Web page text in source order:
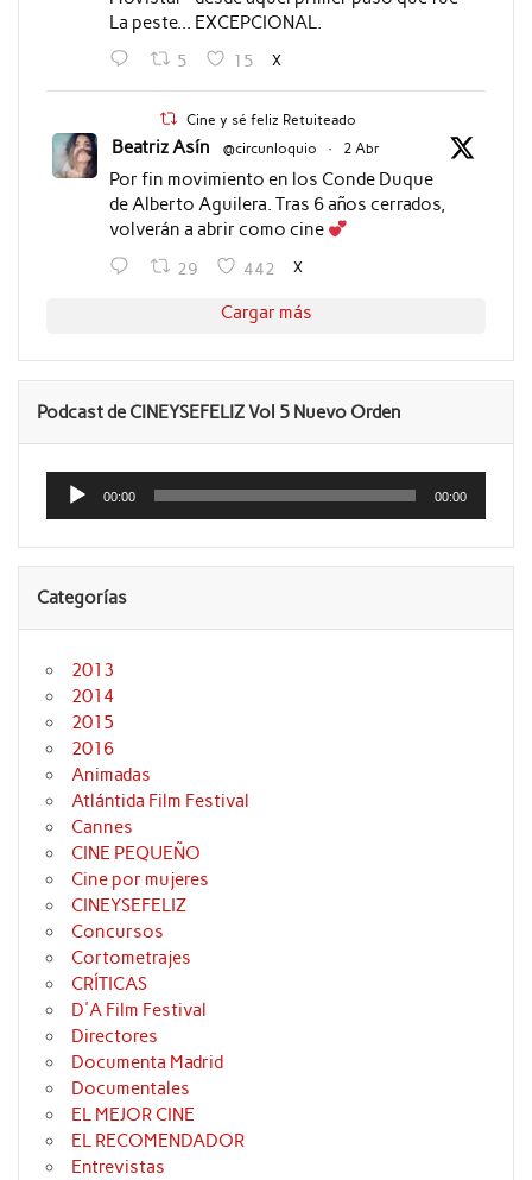
La peste... EXCEPCIONAL.
5 15 X
Cine y sé feliz Retuiteado
Beatriz Asín @circunloquio · 2 Abr
Por fin movimiento en los Conde Duque
de Alberto Aguilera. Tras 6 años cerrados,
volverán a abrir como cine
29 442 X
Cargar más
Podcast de CINEYSEFELIZ Vol 5 Nuevo Orden
Reproductor
audio
00:00 00:00
Categorías
2013
2014
2015
2016
Animadas
Atlántida Film Festival
Cannes
CINE PEQUEÑO
Cine por mujeres
CINEYSEFELIZ
Concursos
Cortometrajes
CRÍTICAS
D'A Film Festival
Directores
Documenta Madrid
Documentales
EL MEJOR CINE
EL RECOMENDADOR
Entrevistas